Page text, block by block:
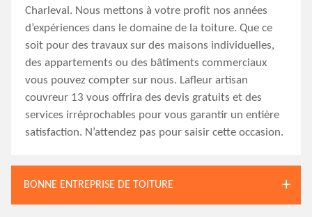
Charleval. Nous mettons à votre profit nos années
d’expériences dans le domaine de la toiture. Que ce
soit pour des travaux sur des maisons individuelles,
des appartements ou des bâtiments commerciaux
vous pouvez compter sur nous. Lafleur artisan
couvreur 13 vous offrira des devis gratuits et des
services irréprochables pour vous garantir un entière
satisfaction. N’attendez pas pour saisir cette occasion.
BONNE ENTREPRISE DE TOITURE